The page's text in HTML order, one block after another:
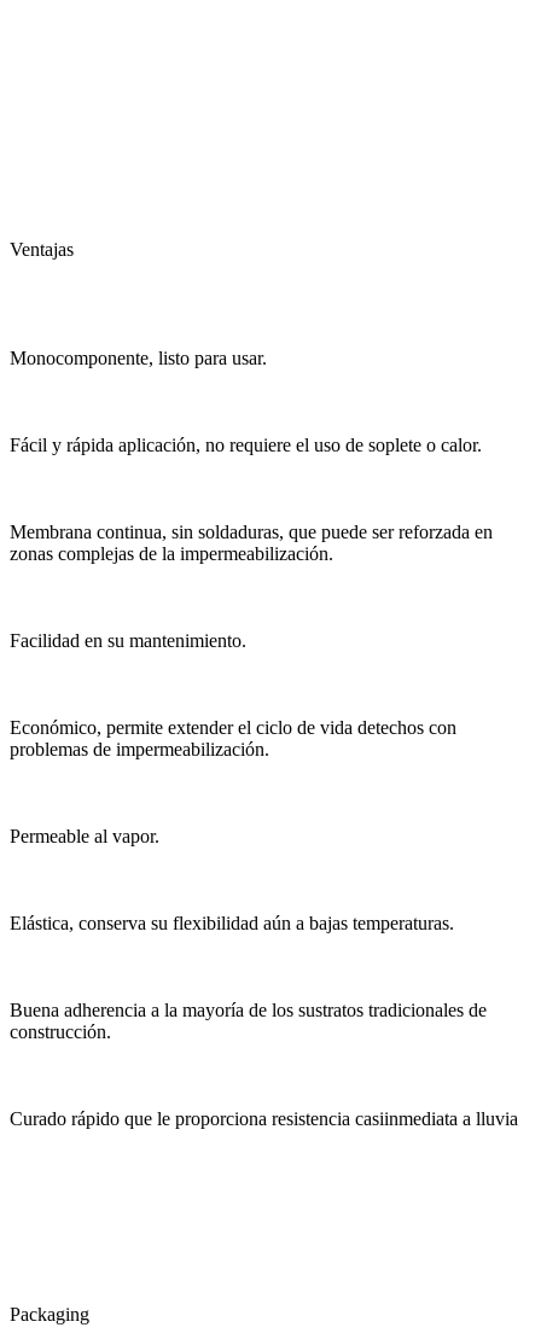
Ventajas
Monocomponente, listo para usar.
Fácil y rápida aplicación, no requiere el uso de soplete o calor.
Membrana continua, sin soldaduras, que puede ser reforzada en
zonas complejas de la impermeabilización.
Facilidad en su mantenimiento.
Económico, permite extender el ciclo de vida detechos con
problemas de impermeabilización.
Permeable al vapor.
Elástica, conserva su flexibilidad aún a bajas temperaturas.
Buena adherencia a la mayoría de los sustratos tradicionales de
construcción.
Curado rápido que le proporciona resistencia casiinmediata a lluvia
Packaging